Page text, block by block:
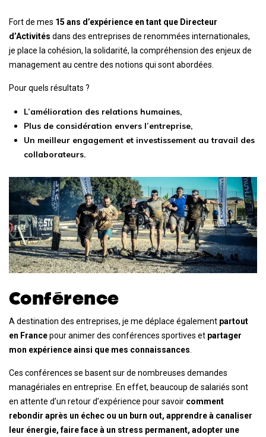
Fort de mes 15 ans d’expérience en tant que Directeur
d’Activités dans des entreprises de renommées internationales,
je place la cohésion, la solidarité, la compréhension des enjeux de
management au centre des notions qui sont abordées.
Pour quels résultats ?
L’amélioration des relations humaines,
Plus de considération envers l’entreprise,
Un meilleur engagement et investissement au travail des
collaborateurs.
Conférence
A destination des entreprises, je me déplace également partout
en Francepour animer des conférences sportives et partager
mon expérience ainsi que mes connaissances
Ces conférences se basent sur de nombreuses demandes
managériales en entreprise. En effet, beaucoup de salariés sont
en attente d’un retour d’expérience pour savoir comment
rebondir après un échec ou un burn out, apprendre à canaliser
leur énergie, faire face à un stress permanent, adopter une